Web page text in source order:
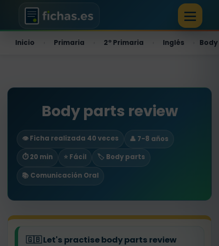
Inicio Primaria 2º Primaria Inglés
Body parts review
👁️ Ficha realizada 40 veces
👤 7-8 años
⏱ 20 min
⭐ Fácil
🏷️ Body parts
📚 Comunicación Oral
🇬🇧Let's practise body parts review